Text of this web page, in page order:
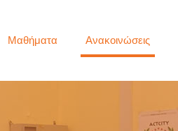
Μαθήματα Ανακοινώσεις